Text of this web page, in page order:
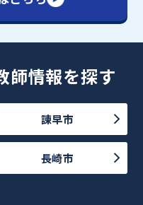
師情報を探す
諫早市
長崎市